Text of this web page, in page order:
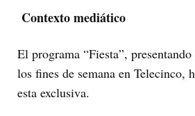
Contexto mediático
El programa “Fiesta”,
los fines de semana en Telecinco,
esta exclusiva.